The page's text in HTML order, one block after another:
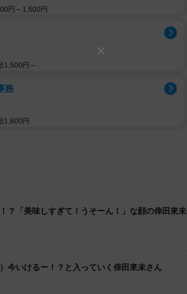
円～1,500円
1,500円～
務
1,600円
？「美味しすぎて！うそーん！」な顔の倖田來未
今いけるー！？と入っていく倖田來未さん